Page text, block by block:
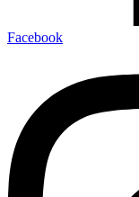
Facebook